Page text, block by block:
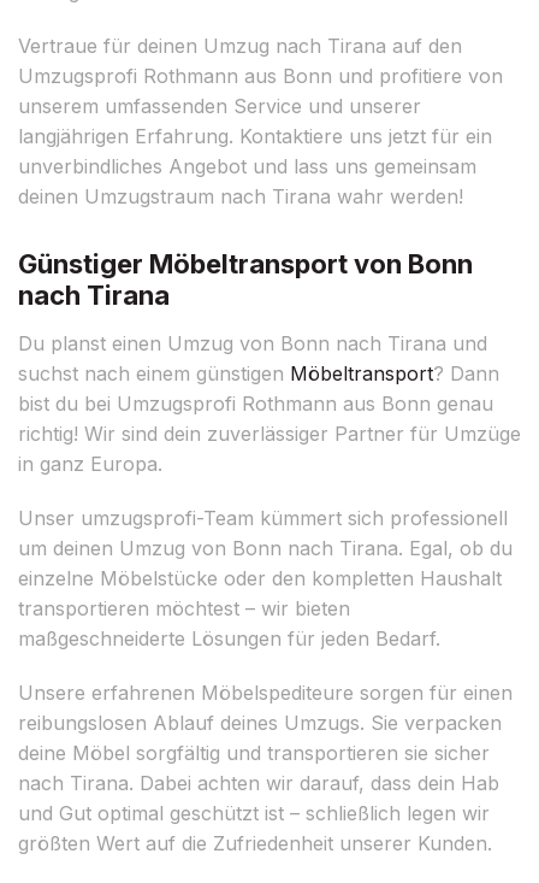
Vertraue für deinen Umzug nach Tirana auf den
Umzugsprofi Rothmann aus Bonn und profitiere von
unserem umfassenden Service und unserer
langjährigen Erfahrung. Kontaktiere uns jetzt für ein
unverbindliches Angebot und lass uns gemeinsam
deinen Umzugstraum nach Tirana wahr werden!
Günstiger Möbeltransport von Bonn
nach Tirana
Du planst einen Umzug von Bonn nach Tirana und
suchst nach einem günstigen Möbeltransport? Dann
bist du bei Umzugsprofi Rothmann aus Bonn genau
richtig! Wir sind dein zuverlässiger Partner für Umzüge
in ganz Europa.
Unser umzugsprofi-Team kümmert sich professionell
um deinen Umzug von Bonn nach Tirana. Egal, ob du
einzelne Möbelstücke oder den kompletten Haushalt
transportieren möchtest – wir bieten
maßgeschneiderte Lösungen für jeden Bedarf.
Unsere erfahrenen Möbelspediteure sorgen für einen
reibungslosen Ablauf deines Umzugs. Sie verpacken
deine Möbel sorgfältig und transportieren sie sicher
nach Tirana. Dabei achten wir darauf, dass dein Hab
und Gut optimal geschützt ist – schließlich legen wir
größten Wert auf die Zufriedenheit unserer Kunden.